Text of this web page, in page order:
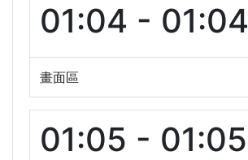
01:04 - 01:04
畫面區
01:05 - 01:05